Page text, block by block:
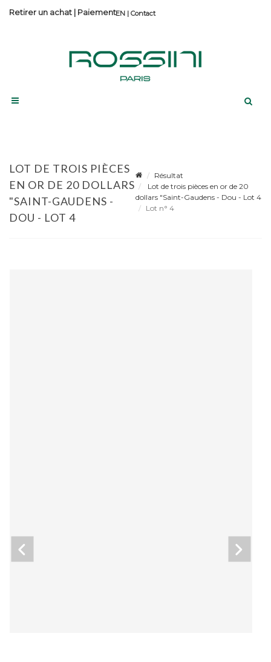
Contact
Retirer un achat | Paiement
LOT DE TROIS PIÈCES
EN OR DE 20 DOLLARS
"SAINT-GAUDENS -
DOU - LOT 4
Résultat
Lot de trois pièces en or de 20
dollars "Saint-Gaudens - Dou - Lot 4
Lot n° 4